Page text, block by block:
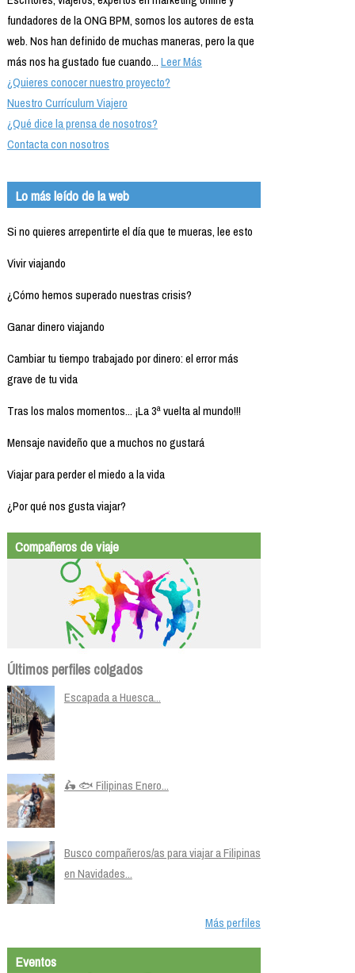
fundadores de la ONG BPM, somos los autores de esta
web. Nos han definido de muchas maneras, pero la que
más nos ha gustado fue cuando...Leer Más
¿Quieres conocer nuestro proyecto?
Nuestro Currículum Viajero
¿Qué dice la prensa de nosotros?
Contacta con nosotros
Lo más leído de la web
Si no quieres arrepentirte el día que te mueras, lee esto
Vivir viajando
¿Cómo hemos superado nuestras crisis?
Ganar dinero viajando
Cambiar tu tiempo trabajado por dinero: el error más
grave de tu vida
Tras los malos momentos... ¡La 3ª vuelta al mundo!!!
Mensaje navideño que a muchos no gustará
Viajar para perder el miedo a la vida
¿Por qué nos gusta viajar?
Compañeros de viaje
Últimos perfiles colgados
Escapada a Huesca...
🛵 🐟 Filipinas Enero...
Busco compañeros/as para viajar a Filipinas
en Navidades...
Más perfiles
Eventos